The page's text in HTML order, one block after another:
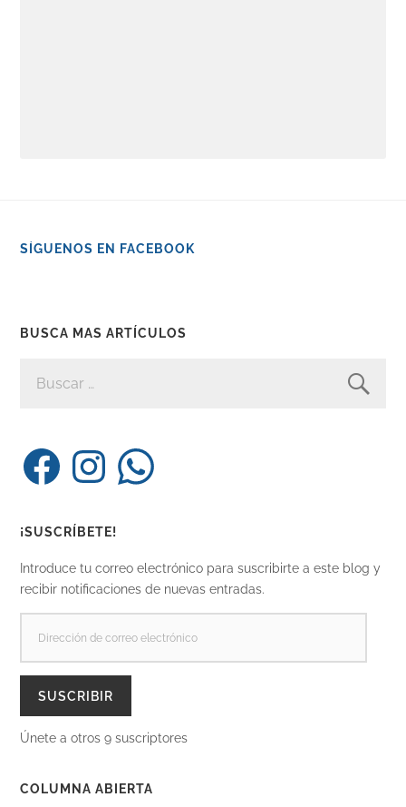
SÍGUENOS EN FACEBOOK
BUSCA MAS ARTÍCULOS
FacebookInstagramWhatsApp
¡SUSCRÍBETE!
Introduce tu correo electrónico para suscribirte a este blog y
recibir notificaciones de nuevas entradas.
CORREO
SUSCRIBIR
Únete a otros 9 suscriptores
COLUMNA ABIERTA